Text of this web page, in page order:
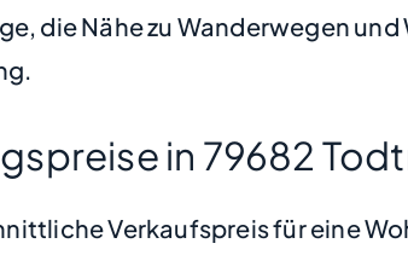
die Nähe zu Wanderwegen
in 79682
Verkaufspreis für eine